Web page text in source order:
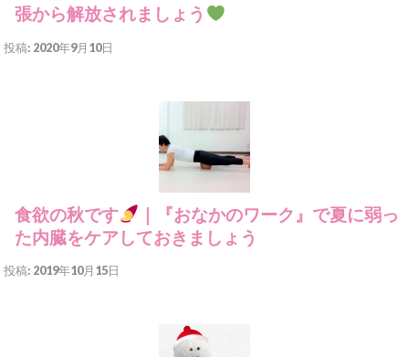
張から解放されましょう
投稿: 2020年9月10日
食欲の秋です
｜『おなかのワーク』で夏に弱っ
た内臓をケアしておきましょう
投稿: 2019年10月15日